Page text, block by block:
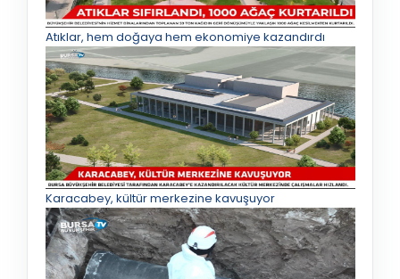
Atıklar, hem doğaya hem ekonomiye kazandırdı
Karacabey, kültür merkezine kavuşuyor